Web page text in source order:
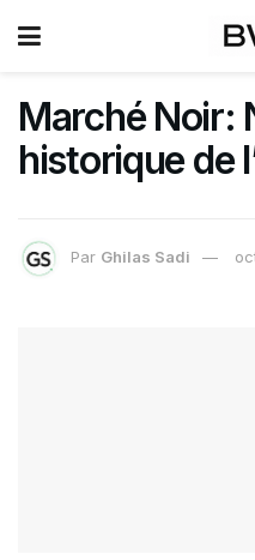
Marché Noir:
historique de
Par Ghilas Sadi